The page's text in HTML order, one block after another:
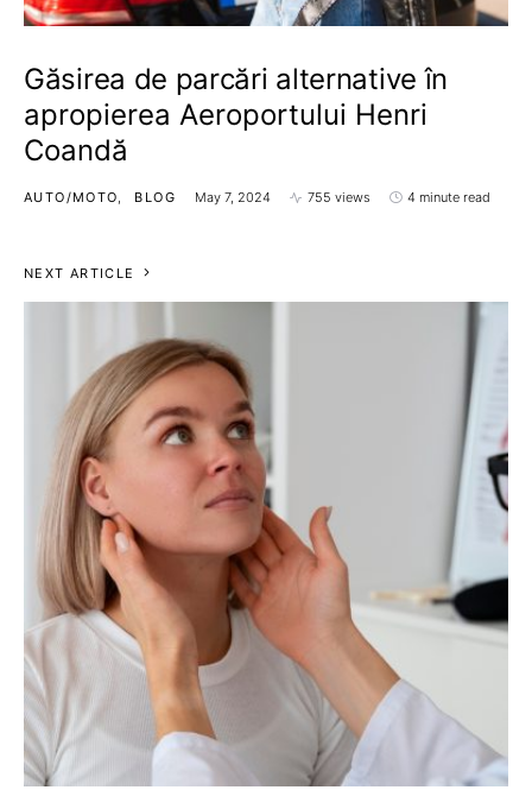
Găsirea de parcări alternative în
apropierea Aeroportului Henri
Coandă
AUTO/MOTO BLOG May 7, 2024 755 views 4 minute read
NEXT ARTICLE